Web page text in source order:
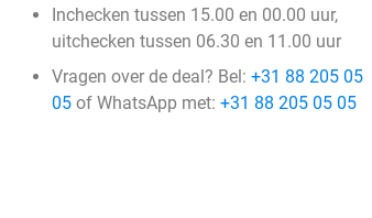
Inchecken tussen 15.00 en 00.00 uur,
uitchecken tussen 06.30 en 11.00 uur
Vragen over de deal? Bel: +31 88 205 05
05 of WhatsApp met: +31 88 205 05 05